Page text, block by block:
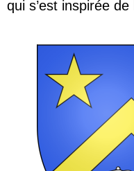
qui s’est inspirée